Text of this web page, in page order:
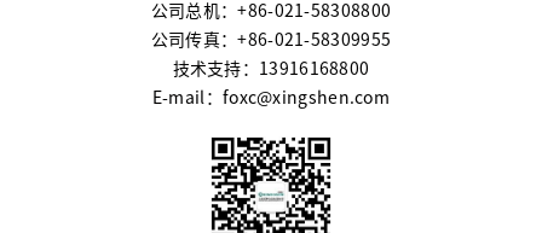
公司总机：+86-021-58308800
公司传真：+86-021-58309955
技术支持：13916168800
E-mail：foxc@xingshen.com